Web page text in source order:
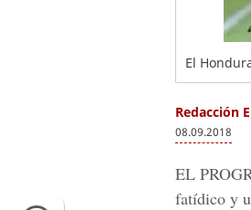
El
Redacción
08.09.2018
EL
fatídico y